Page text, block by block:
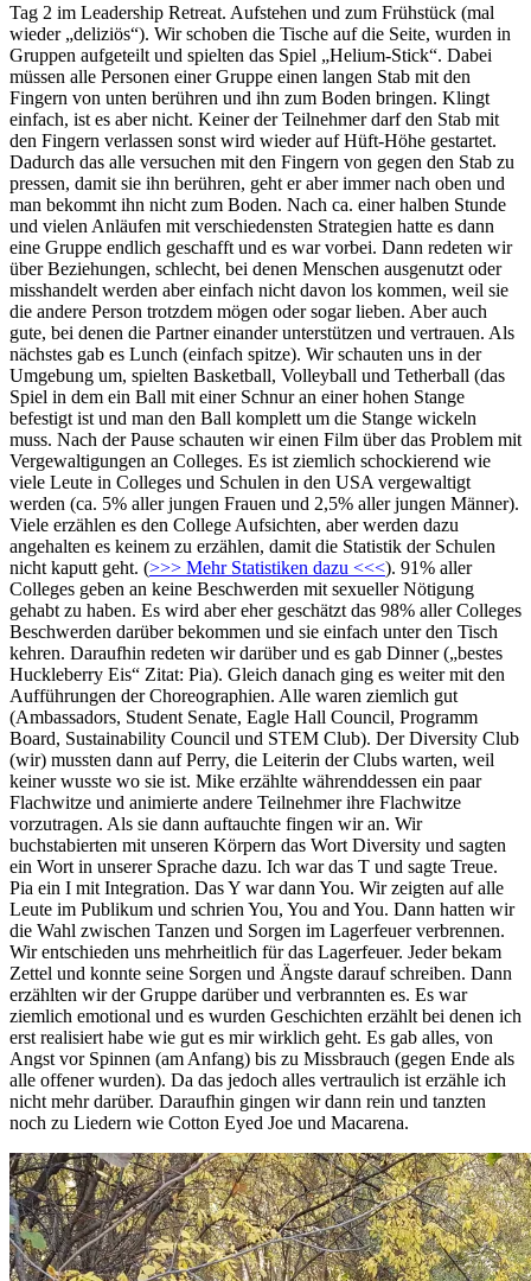
Tag 2 im Leadership Retreat. Aufstehen und zum Frühstück (mal
wieder „deliziös“). Wir schoben die Tische auf die Seite, wurden in
Gruppen aufgeteilt und spielten das Spiel „Helium-Stick“. Dabei
müssen alle Personen einer Gruppe einen langen Stab mit den
Fingern von unten berühren und ihn zum Boden bringen. Klingt
einfach, ist es aber nicht. Keiner der Teilnehmer darf den Stab mit
den Fingern verlassen sonst wird wieder auf Hüft-Höhe gestartet.
Dadurch das alle versuchen mit den Fingern von gegen den Stab zu
pressen, damit sie ihn berühren, geht er aber immer nach oben und
man bekommt ihn nicht zum Boden. Nach ca. einer halben Stunde
und vielen Anläufen mit verschiedensten Strategien hatte es dann
eine Gruppe endlich geschafft und es war vorbei. Dann redeten wir
über Beziehungen, schlecht, bei denen Menschen ausgenutzt oder
misshandelt werden aber einfach nicht davon los kommen, weil sie
die andere Person trotzdem mögen oder sogar lieben. Aber auch
gute, bei denen die Partner einander unterstützen und vertrauen. Als
nächstes gab es Lunch (einfach spitze). Wir schauten uns in der
Umgebung um, spielten Basketball, Volleyball und Tetherball (das
Spiel in dem ein Ball mit einer Schnur an einer hohen Stange
befestigt ist und man den Ball komplett um die Stange wickeln
muss. Nach der Pause schauten wir einen Film über das Problem mit
Vergewaltigungen an Colleges. Es ist ziemlich schockierend wie
viele Leute in Colleges und Schulen in den USA vergewaltigt
werden (ca. 5% aller jungen Frauen und 2,5% aller jungen Männer).
Viele erzählen es den College Aufsichten, aber werden dazu
angehalten es keinem zu erzählen, damit die Statistik der Schulen
nicht kaputt geht. (>>> Mehr Statistiken dazu <<<). 91% aller
Colleges geben an keine Beschwerden mit sexueller Nötigung
gehabt zu haben. Es wird aber eher geschätzt das 98% aller Colleges
Beschwerden darüber bekommen und sie einfach unter den Tisch
kehren. Daraufhin redeten wir darüber und es gab Dinner („bestes
Huckleberry Eis“ Zitat: Pia). Gleich danach ging es weiter mit den
Aufführungen der Choreographien. Alle waren ziemlich gut
(Ambassadors, Student Senate, Eagle Hall Council, Programm
Board, Sustainability Council und STEM Club). Der Diversity Club
(wir) mussten dann auf Perry, die Leiterin der Clubs warten, weil
keiner wusste wo sie ist. Mike erzählte währenddessen ein paar
Flachwitze und animierte andere Teilnehmer ihre Flachwitze
vorzutragen. Als sie dann auftauchte fingen wir an. Wir
buchstabierten mit unseren Körpern das Wort Diversity und sagten
ein Wort in unserer Sprache dazu. Ich war das T und sagte Treue.
Pia ein I mit Integration. Das Y war dann You. Wir zeigten auf alle
Leute im Publikum und schrien You, You and You. Dann hatten wir
die Wahl zwischen Tanzen und Sorgen im Lagerfeuer verbrennen.
Wir entschieden uns mehrheitlich für das Lagerfeuer. Jeder bekam
Zettel und konnte seine Sorgen und Ängste darauf schreiben. Dann
erzählten wir der Gruppe darüber und verbrannten es. Es war
ziemlich emotional und es wurden Geschichten erzählt bei denen ich
erst realisiert habe wie gut es mir wirklich geht. Es gab alles, von
Angst vor Spinnen (am Anfang) bis zu Missbrauch (gegen Ende als
alle offener wurden). Da das jedoch alles vertraulich ist erzähle ich
nicht mehr darüber. Daraufhin gingen wir dann rein und tanzten
noch zu Liedern wie Cotton Eyed Joe und Macarena.